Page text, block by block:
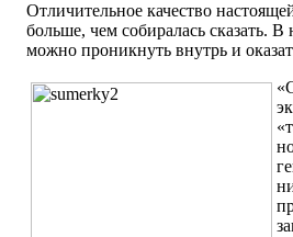
Отличительное качество
больше, чем собиралась сказать. В
можно проникнуть внутрь и